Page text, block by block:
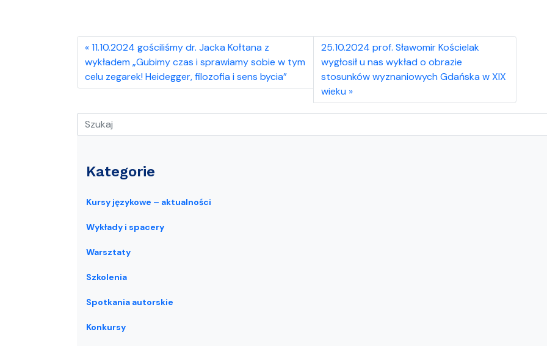
11.10.2024 gościliśmy dr. Jacka Kołtana z
wykładem „Gubimy czas i sprawiamy sobie w tym
celu zegarek! Heidegger, filozofia i sens bycia”
25.10.2024 prof. Sławomir Kościelak
wygłosił u nas wykład o obrazie
stosunków wyznaniowych Gdańska w XIX
wieku
Kategorie
Kursy językowe – aktualności
Wykłady i spacery
Warsztaty
Szkolenia
Spotkania autorskie
Konkursy